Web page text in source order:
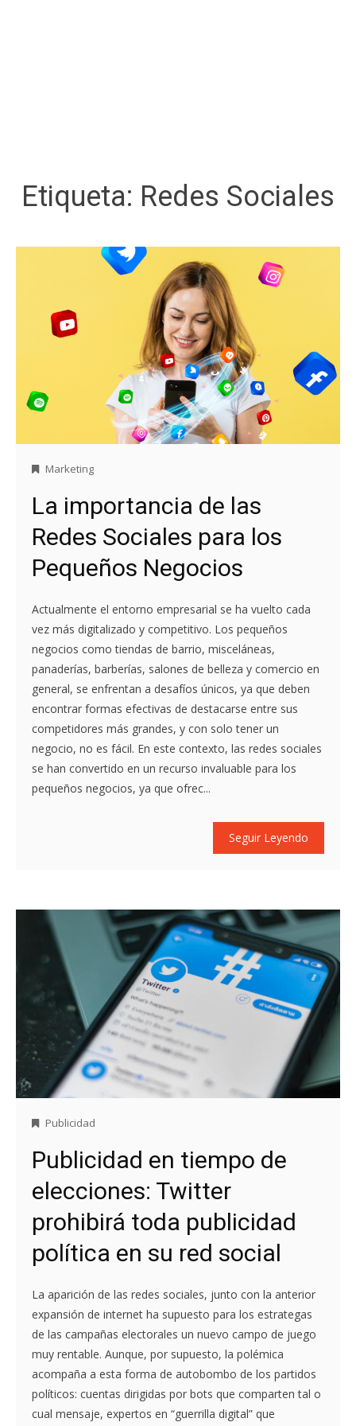
Etiqueta: Redes Sociales
Marketing
La importancia de las
Redes Sociales para los
Pequeños Negocios
Actualmente el entorno empresarial se ha vuelto cada
vez más digitalizado y competitivo. Los pequeños
negocios como tiendas de barrio, misceláneas,
panaderías, barberías, salones de belleza y comercio en
general, se enfrentan a desafíos únicos, ya que deben
encontrar formas efectivas de destacarse entre sus
competidores más grandes, y con solo tener un
negocio, no es fácil. En este contexto, las redes sociales
se han convertido en un recurso invaluable para los
pequeños negocios, ya que ofrec...
Seguir Leyendo
Publicidad
Publicidad en tiempo de
elecciones: Twitter
prohibirá toda publicidad
política en su red social
La aparición de las redes sociales, junto con la anterior
expansión de internet ha supuesto para los estrategas
de las campañas electorales un nuevo campo de juego
muy rentable. Aunque, por supuesto, la polémica
acompaña a esta forma de autobombo de los partidos
políticos: cuentas dirigidas por bots que comparten tal o
cual mensaje, expertos en “guerrilla digital” que